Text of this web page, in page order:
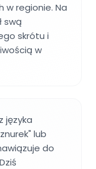
w regionie. Na
swą
skrótu i
w
języka
lub
do